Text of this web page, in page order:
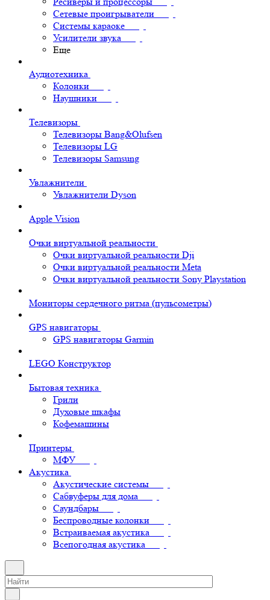
Сетевые проигрыватели
Системы караоке
Усилители звука
Еще
Аудиотехника
Колонки
Наушники
Телевизоры
Телевизоры Bang&Olufsen
Телевизоры LG
Телевизоры Samsung
Увлажнители
Увлажнители Dyson
Apple Vision
Очки виртуальной реальности
Очки виртуальной реальности Dji
Очки виртуальной реальности Meta
Очки виртуальной реальности Sony Playstation
Мониторы сердечного ритма (пульсометры)
GPS навигаторы
GPS навигаторы Garmin
LEGO Конструктор
Бытовая техника
Грили
Духовые шкафы
Кофемашины
Принтеры
МФУ
Акустика
Акустические системы
Сабвуферы для дома
Саундбары
Беспроводные колонки
Встраиваемая акустика
Всепогодная акустика